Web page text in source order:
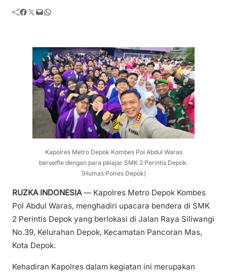
Facebook Twitter Mail WhatsApp
Kapolres Metro Depok Kombes Pol Abdul Waras
berselfie dengan para pelajar SMK 2 Perintis Depok.
(Humas Polres Depok)
RUZKA INDONESIA— Kapolres Metro Depok Kombes
Pol Abdul Waras, menghadiri upacara bendera di SMK
2 Perintis Depok yang berlokasi di Jalan Raya Siliwangi
No.39, Kelurahan Depok, Kecamatan Pancoran Mas,
Kota Depok.
Kehadiran Kapolres dalam kegiatan ini merupakan